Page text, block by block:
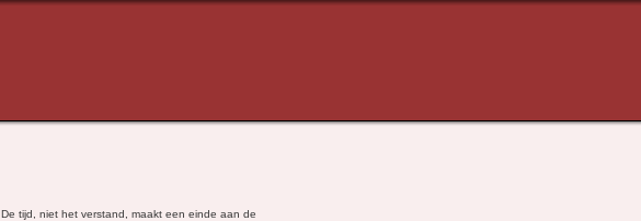
De tijd, niet het verstand, maakt een einde aan de